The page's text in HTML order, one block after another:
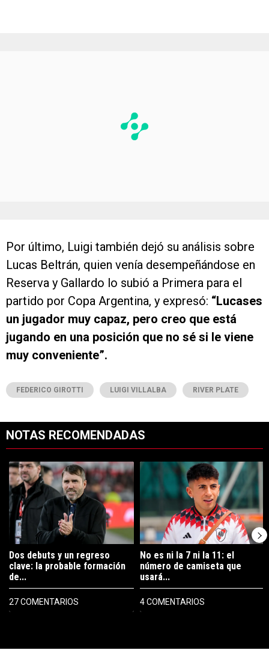
Por último, Luigi también dejó su análisis sobre
Lucas Beltrán, quien venía desempeñándose en
Reserva y Gallardo lo subió a Primera para el
partido por Copa Argentina, y expresó: “Lucases
un jugador muy capaz, pero creo que está
jugando en una posición que no sé si le viene
muy conveniente”.
FEDERICO GIROTTI LUIGI VILLALBA RIVER PLATE
NOTAS RECOMENDADAS
Un artículo de tendencia con el título "Dos debuts y un regreso
Dos debuts y un regreso
clave: la probable formación
de...
27 COMENTARIOS
Un artículo de tendencia con el
No es ni la 7 ni la 11: el
número de camiseta que
usará...
4 COMENTARIOS